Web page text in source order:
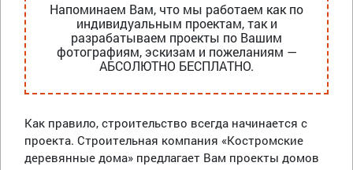
Напоминаем Вам, что мы работаем как по
индивидуальным проектам, так и
разрабатываем проекты по Вашим
фотографиям, эскизам и пожеланиям —
АБСОЛЮТНО БЕСПЛАТНО.
Как правило, строительство всегда начинается с
проекта. Строительная компания «Костромские
деревянные дома» предлагает Вам проекты домов